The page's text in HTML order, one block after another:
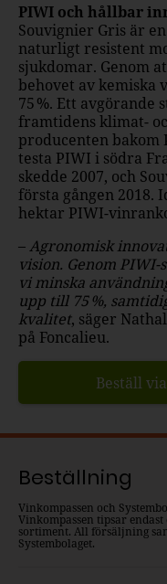
PIWI och hållbar
Souvignier Gris är
naturligt resistent
sjukdomar. Genom
behovet av kemiska
75 %. Ett avgörande
framtidens klimat-
producenten bakom
testa PIWI i södra
skedde 2007, och
första gången 2018.
hektar PIWI-
–Agronomisk
vision. Genom
vi minska
upp till 75 %,
kvalitet, säger
på Foncalieu.
Beställ
Beställning
Vinkompassen och
Vinkompassen tipsar
sortiment. All försäljning
Systembolaget.